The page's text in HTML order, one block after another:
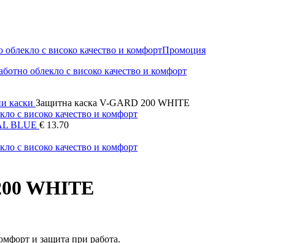
Промоция
каски Защитна каска V-GARD 200 WHITE
BLUE € 13.70
WHITE
и защита при работа.